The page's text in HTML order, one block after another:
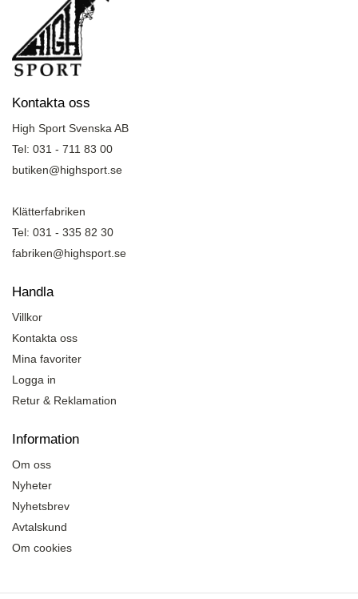
Kontakta oss
High Sport Svenska AB
Tel: 031 - 711 83 00
butiken@highsport.se
Klätterfabriken
Tel: 031 - 335 82 30
fabriken@highsport.se
Handla
Villkor
Kontakta oss
Mina favoriter
Logga in
Retur & Reklamation
Information
Om oss
Nyheter
Nyhetsbrev
Avtalskund
Om cookies